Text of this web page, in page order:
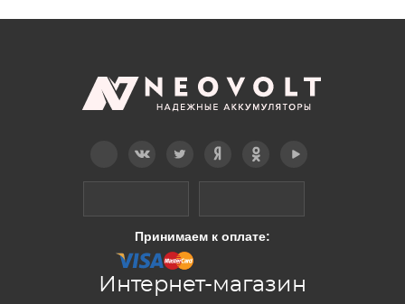
Принимаем к оплате:
Интернет-магазин